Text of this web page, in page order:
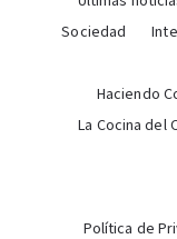
Sociedad
Haciendo
La Cocina del
Política de